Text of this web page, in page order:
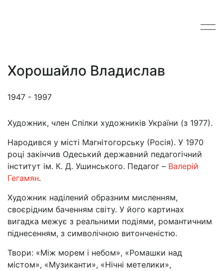
Хорошайло Владислав
1947 - 1997
Художник, член Спілки художників України (з 1977).
Народився у місті Магнітогорську (Росія). У 1970
році закінчив Одеський державний педагогічний
інститут ім. К. Д. Ушинського. Педагог – Валерій
Гегамян.
Художник наділений образним мисленням,
своєрідним баченням світу. У його картинах
вигадка межує з реальними подіями, романтичним
піднесенням, з символічною витонченістю.
Твори: «Між морем і небом», «Ромашки над
містом», «Музиканти», «Нічні метелики»,